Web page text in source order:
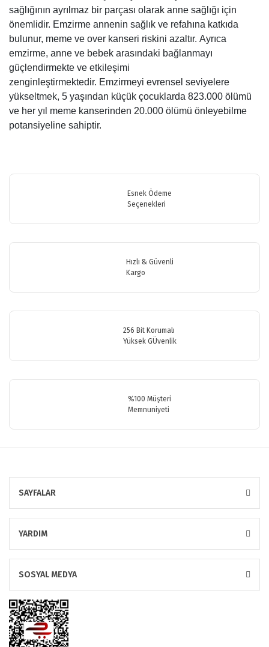
sağlığının ayrılmaz bir parçası olarak anne sağlığı için
önemlidir. Emzirme annenin sağlık ve refahına katkıda
bulunur, meme ve over kanseri riskini azaltır. Ayrıca
emzirme, anne ve bebek arasındaki bağlanmayı
güçlendirmekte ve etkileşimi
zenginleştirmektedir. Emzirmeyi evrensel seviyelere
yükseltmek, 5 yaşından küçük çocuklarda 823.000 ölümü
ve her yıl meme kanserinden 20.000 ölümü önleyebilme
potansiyeline sahiptir.
Bu ürüne ilk yorumu siz yapın!
Görüş ve önerileriniz için teşekkür ederiz.
Ürün resmi kalitesiz, bozuk veya görüntülenemiyor.
Ürün fiyatı diğer sitelerden daha pahalı.
Esnek Ödeme
Seçenekleri
Hızlı & Güvenli
Kargo
256 Bit Korumalı
Yüksek GÜvenlik
%100 Müşteri
Memnuniyeti
SAYFALAR
YARDIM
SOSYAL MEDYA